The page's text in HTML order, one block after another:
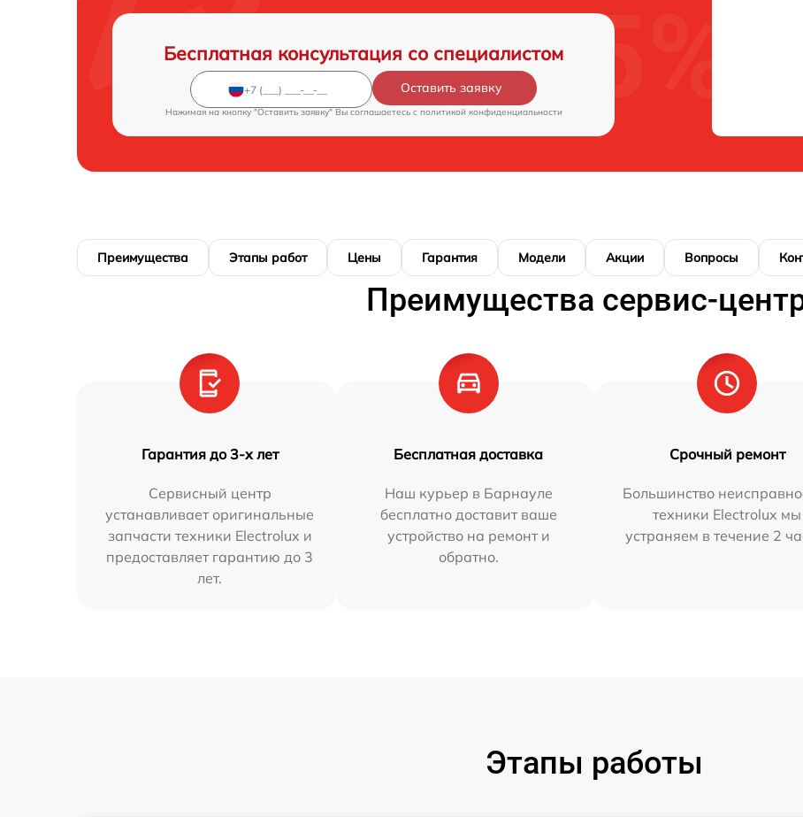
Бесплатная консультация со специалистом
Оставить заявку
Нажимая на кнопку "Оставить заявку" Вы соглашаетесь c политикой конфиденциальности
Преимущества Этапы работ Цены Гарантия Модели Акции Вопросы
Преимущества сервис-
Гарантия до 3-х лет
Сервисный центр
устанавливает оригинальные
запчасти техники Electrolux и
предоставляет гарантию до 3
лет.
Бесплатная доставка
Наш курьер в Барнауле
бесплатно доставит ваше
устройство на ремонт и
обратно.
Срочный ремонт
Большинство
техники Electrolux мы
устраняем в течение 2
Этапы работы